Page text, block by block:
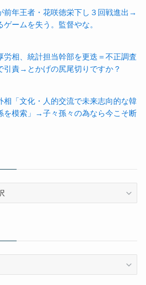
前年王者・花咲徳栄下し３回戦進出→
ゲームを失う。監督やな。
労相、統計担当幹部を更迭＝不正調査
引責→とかげの尻尾切りですか？
相「文化・人的交流で未来志向的な韓
を模索」→子々孫々の為なら今こそ断